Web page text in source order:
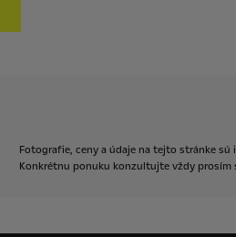
Fotografie, ceny a údaje na tejto stránke sú
Konkrétnu ponuku konzultujte vždy prosím